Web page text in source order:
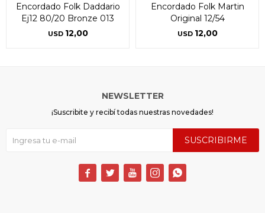
Encordado Folk Daddario
Ej12 80/20 Bronze 013
USD 12,00
Encordado Folk Martin
Original 12/54
USD 12,00
NEWSLETTER
¡Suscribite y recibí todas nuestras novedades!
SUSCRIBIRME
    